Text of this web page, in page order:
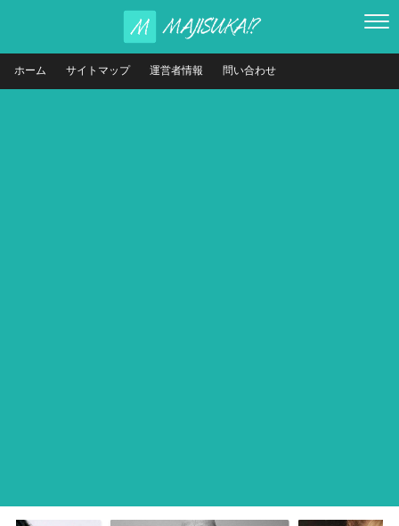
ホーム サイトマップ 運営者情報 問い合わせ